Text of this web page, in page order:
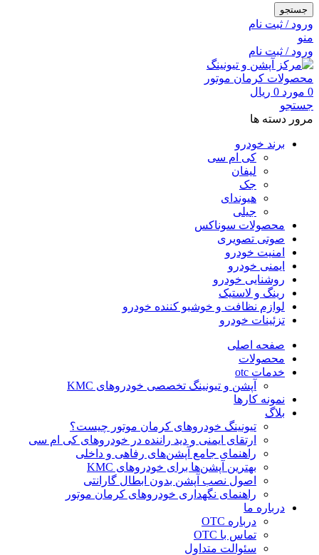
جستجو
ورود / ثبت نام
منو
ورود / ثبت نام
0 مورد 0 ریال
جستجو
مرور دسته ها
برند خودرو
کی ام سی
لیفان
جک
هیوندای
جیلی
محصولات سوناکس
صوتی تصویری
امنیت خودرو
ایمنی خودرو
روشنایی خودرو
رینگ و لاستیک
لوازم نظافت و خوشبو کننده خودرو
تزئینات خودرو
صفحه اصلی
محصولات
خدمات otc
آپشن و تیونینگ تخصصی خودروهای KMC
نمونه کارها
بلاگ
تیونینگ خودروهای کرمان موتور چیست؟
ارتقای ایمنی و دید راننده در خودروهای کی ام سی
راهنمای جامع آپشن‌های رفاهی و داخلی
بهترین آپشن‌ها برای خودروهای KMC
اصول نصب آپشن بدون ابطال گارانتی
راهنمای نگهداری خودروهای کرمان موتور
درباره ما
درباره OTC
تماس با OTC
سئوالت متداول